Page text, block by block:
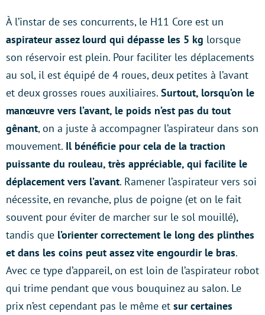
À l’instar de ses concurrents, le H11 Core est un
aspirateur assez lourd qui dépasse les 5 kg lorsque
son réservoir est plein. Pour faciliter les déplacements
au sol, il est équipé de 4 roues, deux petites à l’avant
et deux grosses roues auxiliaires. Surtout, lorsqu’on le
manœuvre vers l’avant, le poids n’est pas du tout
gênant, on a juste à accompagner l’aspirateur dans son
mouvement. Il bénéficie pour cela de la traction
puissante du rouleau, très appréciable, qui facilite le
déplacement vers l’avant. Ramener l’aspirateur vers soi
nécessite, en revanche, plus de poigne (et on le fait
souvent pour éviter de marcher sur le sol mouillé),
tandis que l’orienter correctement le long des plinthes
et dans les coins peut assez vite engourdir le bras.
Avec ce type d’appareil, on est loin de l’aspirateur robot
qui trime pendant que vous bouquinez au salon. Le
prix n’est cependant pas le même et sur certaines